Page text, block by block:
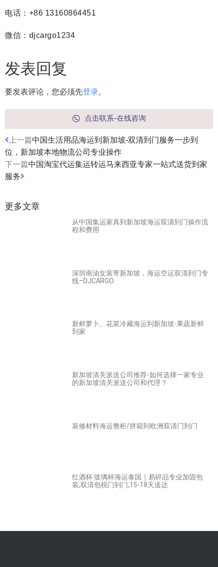
电话：+86 13160864451
微信：djcargo1234
发表回复
要发表评论，您必须先登录。
点击联系-在线咨询
上一篇中国生活用品海运到新加坡-双清到门服务一步到
位，新加坡本地物流公司专业操作
下一篇中国淘宝代运集运转运马来西亚专家一站式送货到家
服务
更多文章
从中国集运家具到新加坡海运双清到门操作流
程和费用
深圳南油女装寄新加坡，海运空运双清到门专
线–DJCARGO
新鲜萝卜、花菜冷藏海运到新加坡-果蔬新鲜
到家
新加坡清关派送公司推荐-如何选择一家专业
的新加坡清关派送公司和代理？
装修材料海运整柜/拼箱到欧洲双清门到门
红酒杯·玻璃杯海运泰国｜易碎品专业加固包
装,双清包税门到门,15-18天送达